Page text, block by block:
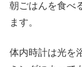
朝ごはんを食べ
ます。
体内時計は光を